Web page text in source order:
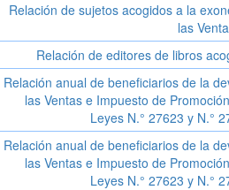
Relación de sujetos acogidos a la
las
Relación de editores de libros
Relación anual de beneficiarios de la
las Ventas e Impuesto de
Leyes N.° 27623 y N.°
Relación anual de beneficiarios de la
las Ventas e Impuesto de
Leyes N.° 27623 y N.°